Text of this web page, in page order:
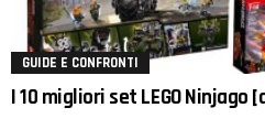
GUIDE E CONFRONTI
I 10 migliori set LEGO Ninjago